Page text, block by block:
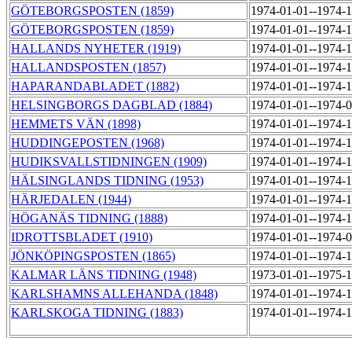
GÖTEBORGSPOSTEN (1859)
1974-01-01--1974-
GÖTEBORGSPOSTEN (1859)
1974-01-01--1974-
HALLANDS NYHETER (1919)
1974-01-01--1974-
HALLANDSPOSTEN (1857)
1974-01-01--1974-
HAPARANDABLADET (1882)
1974-01-01--1974-
HELSINGBORGS DAGBLAD (1884)
1974-01-01--1974-
HEMMETS VÄN (1898)
1974-01-01--1974-
HUDDINGEPOSTEN (1968)
1974-01-01--1974-
HUDIKSVALLSTIDNINGEN (1909)
1974-01-01--1974-
HÄLSINGLANDS TIDNING (1953)
1974-01-01--1974-
HÄRJEDALEN (1944)
1974-01-01--1974-
HÖGANÄS TIDNING (1888)
1974-01-01--1974-
IDROTTSBLADET (1910)
1974-01-01--1974-
JÖNKÖPINGSPOSTEN (1865)
1974-01-01--1974-
KALMAR LÄNS TIDNING (1948)
1973-01-01--1975-
KARLSHAMNS ALLEHANDA (1848)
1974-01-01--1974-
KARLSKOGA TIDNING (1883)
1974-01-01--1974-